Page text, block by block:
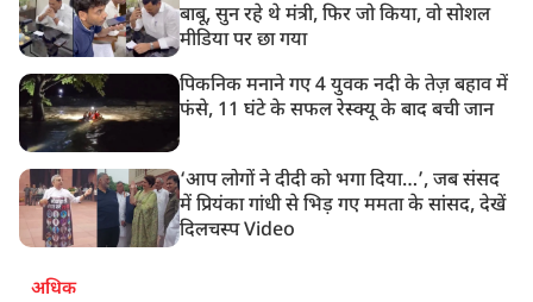
बाबू, सुन रहे थे मंत्री, फिर जो किया, वो सोशल
मीडिया पर छा गया
पिकनिक मनाने गए 4 युवक नदी के तेज़ बहाव में
फंसे, 11 घंटे के सफल रेस्क्यू के बाद बची जान
‘आप लोगों ने दीदी को भगा दिया…’, जब संसद
में प्रियंका गांधी से भिड़ गए ममता के सांसद, देखें
दिलचस्प Video
अधिक